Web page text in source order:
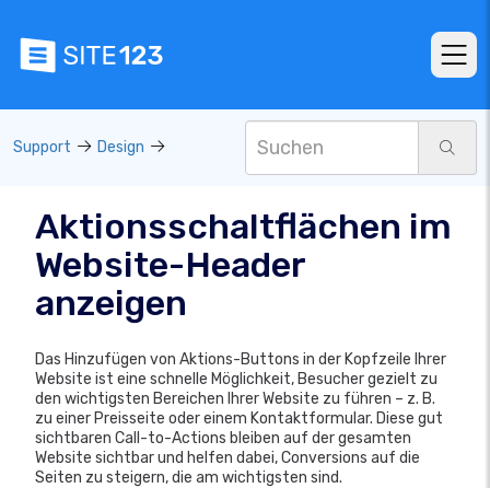
Support Design
Aktionsschaltflächen im
Website-Header
anzeigen
Das Hinzufügen von Aktions-Buttons in der Kopfzeile Ihrer
Website ist eine schnelle Möglichkeit, Besucher gezielt zu
den wichtigsten Bereichen Ihrer Website zu führen – z. B.
zu einer Preisseite oder einem Kontaktformular. Diese gut
sichtbaren Call-to-Actions bleiben auf der gesamten
Website sichtbar und helfen dabei, Conversions auf die
Seiten zu steigern, die am wichtigsten sind.